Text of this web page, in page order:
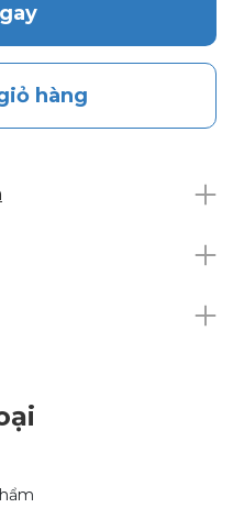
hàng